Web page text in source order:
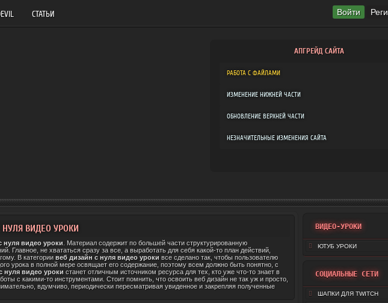
Войти
СТАТЬИ
АПГРЕЙД САЙТА
РАБОТА С ФАЙЛАМИ
ИЗМЕНЕНИЕ НИЖНЕЙ ЧАСТИ
ОБНОВЛЕНИЕ ВЕРХНЕЙ ЧАСТИ
НЕЗНАЧИТЕЛЬНЫЕ ИЗМЕНЕНИЯ САЙТА
ВИДЕО-УРОКИ
ЮТУБ УРОКИ
СОЦИАЛЬНЫЕ СЕТИ
ШАПКИ ДЛЯ TWITCH
НУЛЯ ВИДЕО УРОКИ
нуля видео уроки . Материал содержит по большей части структурированную
не хвататься сразу за все, а выработать для себя какой-то план действий,
В категории веб дизайн с нуля видео уроки все сделано так, чтобы пользователю
урока в полной мере освящает его содержание, поэтому всем должно быть понятно, с
нуля видео уроки станет отличным источником ресурса для тех, кто уже что-то знает в
с какими-то инструментами. Стоит помнить, что освоить веб дизайн не так уж и просто,
вдумчиво, периодически пересматривая увиденное и закрепляя полученные